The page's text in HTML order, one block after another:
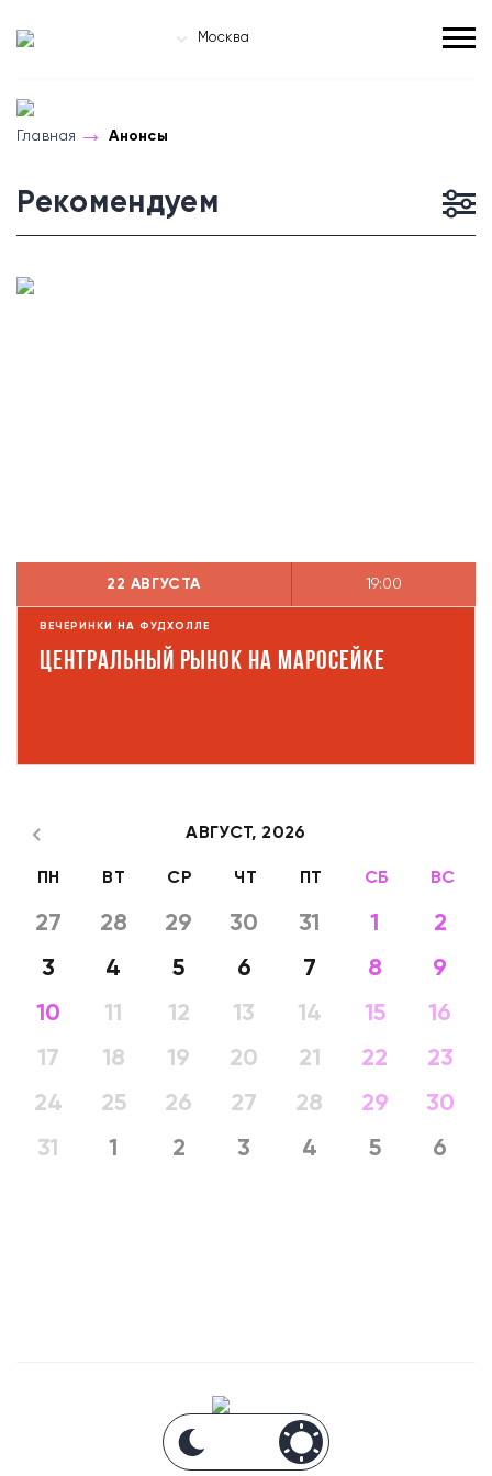
Москва
Главная Анонсы
Рекомендуем
22 АВГУСТА 19:00
ВЕЧЕРИНКИ НА ФУДХОЛЛЕ
Центральный рынок на Маросейке
АВГУСТ, 2026
ПН ВТ СР ЧТ ПТ СБ ВС
27 28 29 30 31 1
2
3
4 5 6 7 8
9
10
11 12 13 14 15
16
17
18 19 20 21 22
23
24
25 26 27 28 29
30
31
1 2 3 4 5 6